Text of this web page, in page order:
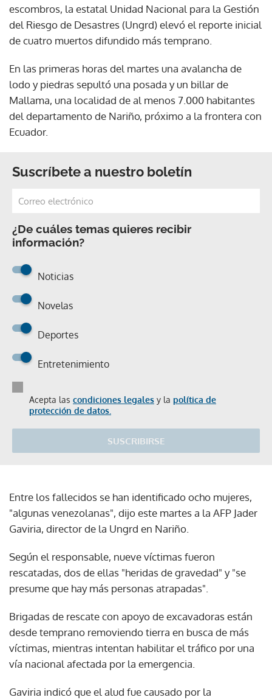
escombros, la estatal Unidad Nacional para la Gestión
del Riesgo de Desastres (Ungrd) elevó el reporte inicial
de cuatro muertos difundido más temprano.
En las primeras horas del martes una avalancha de
lodo y piedras sepultó una posada y un billar de
Mallama, una localidad de al menos 7.000 habitantes
del departamento de Nariño, próximo a la frontera con
Ecuador.
Suscríbete a nuestro boletín
¿De cuáles temas quieres recibir
información?
Noticias
Novelas
Deportes
Entretenimiento
Acepta las condiciones legales y la política de
protección de datos.
SUSCRIBIRSE
Entre los fallecidos se han identificado ocho mujeres,
"algunas venezolanas", dijo este martes a la AFP Jader
Gaviria, director de la Ungrd en Nariño.
Según el responsable, nueve víctimas fueron
rescatadas, dos de ellas "heridas de gravedad" y "se
presume que hay más personas atrapadas".
Brigadas de rescate con apoyo de excavadoras están
desde temprano removiendo tierra en busca de más
víctimas, mientras intentan habilitar el tráfico por una
vía nacional afectada por la emergencia.
Gaviria indicó que el alud fue causado por la